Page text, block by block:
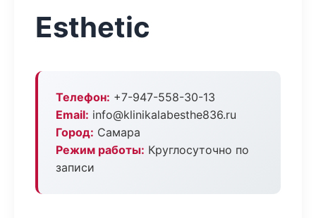
Esthetic
Телефон: +7-947-558-30-13
Email: info@klinikalabesthe836.ru
Город: Самара
Режим работы: Круглосуточно по
записи